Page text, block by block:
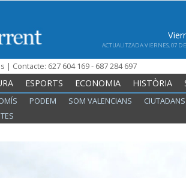
ACTUALITZADA VIERNES, 07
Contacte: 627 604 169 - 687 284 697
ESPORTS ECONOMIA HISTÒRIA
PODEM SOM VALENCIANS CIUTADANS